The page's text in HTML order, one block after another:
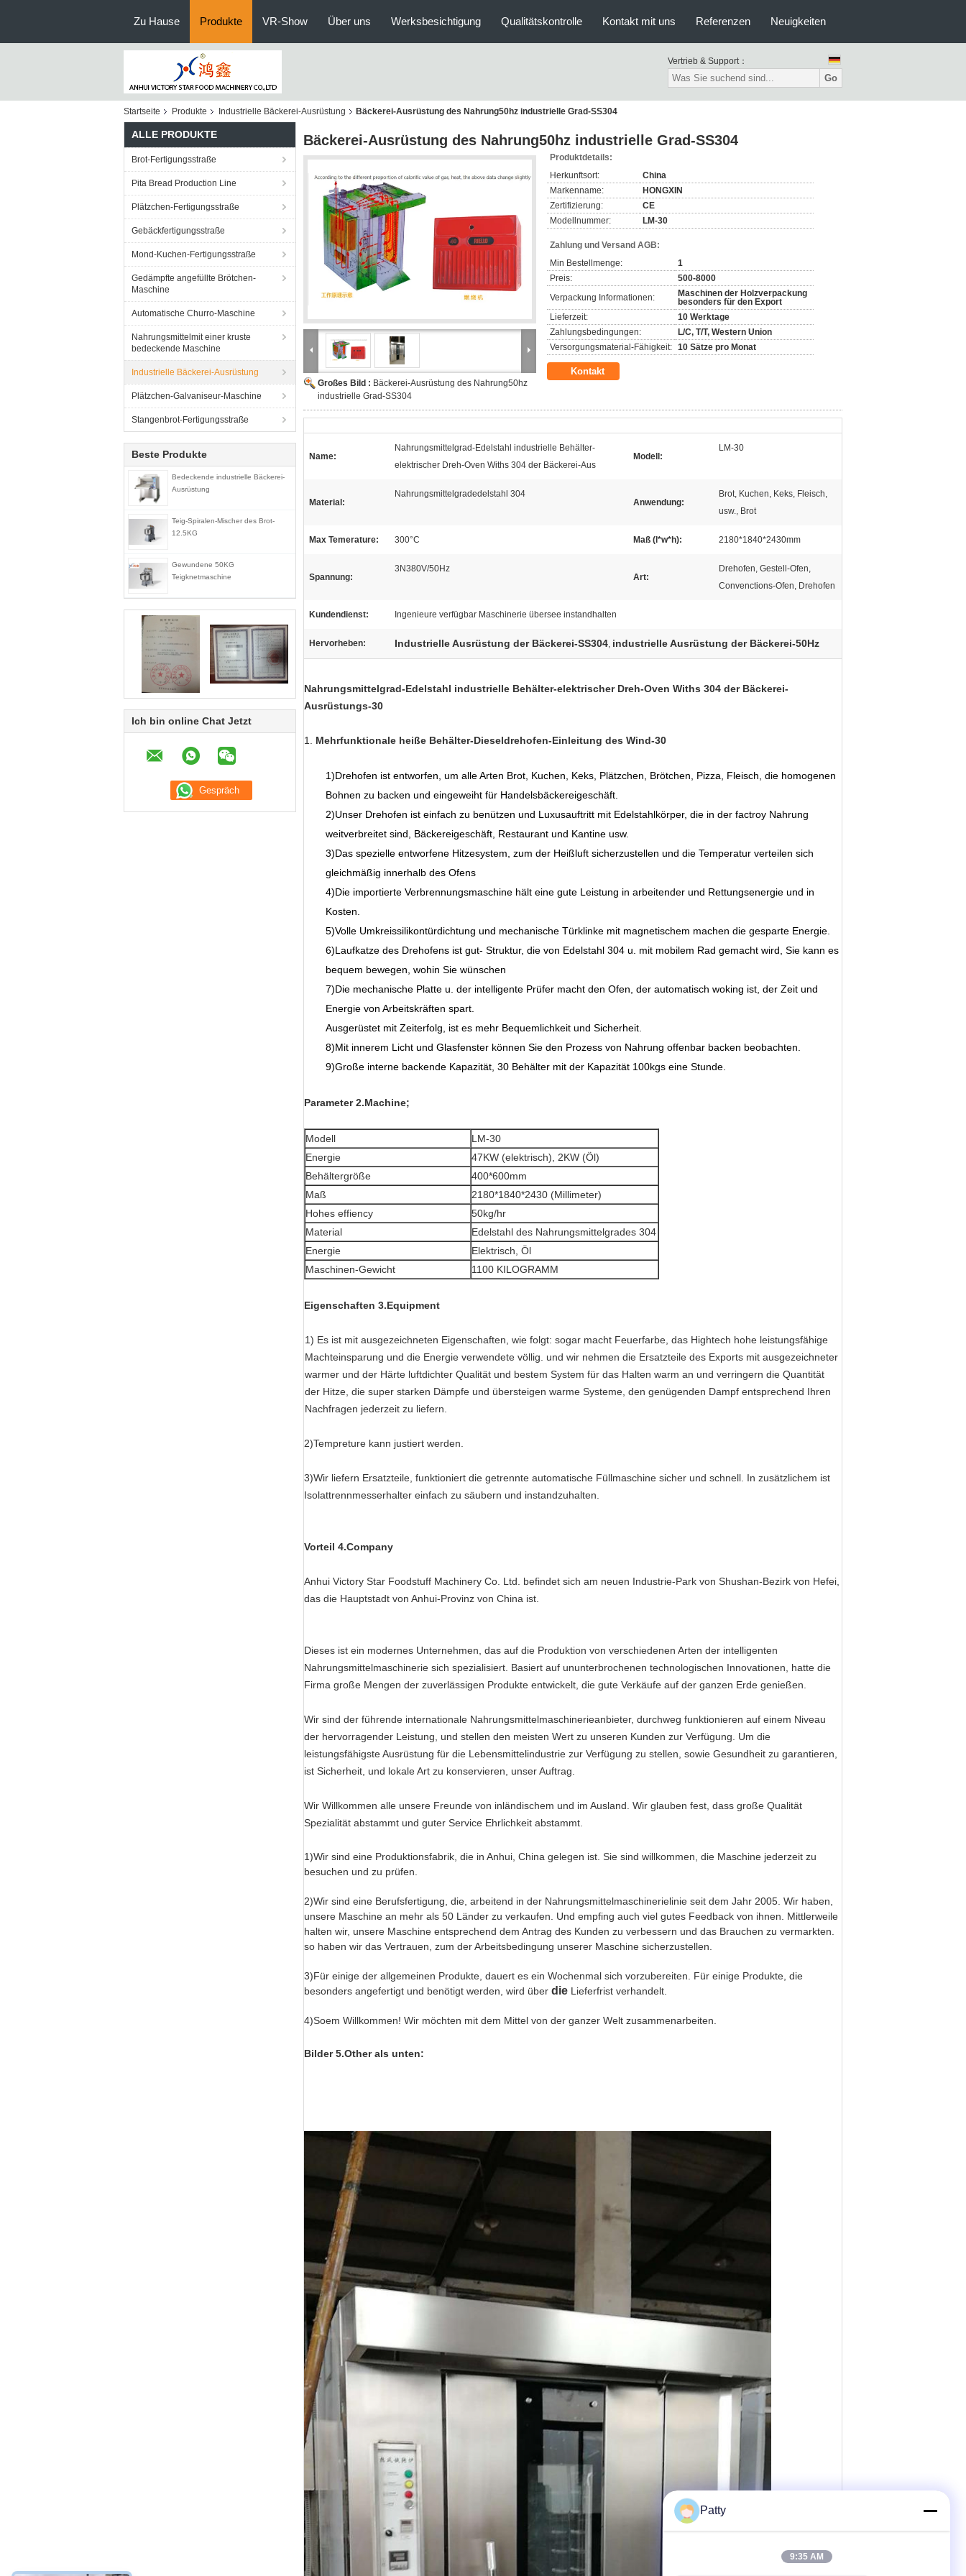
Zu Hause Produkte VR-Show Über uns Werksbesichtigung Qualitätskontrolle Kontakt mit uns Referenzen Neuigkeiten
Vertrieb & Support：
Go
Startseite Produkte Industrielle Bäckerei-Ausrüstung Bäckerei-Ausrüstung des Nahrung50hz industrielle Grad-SS304
ALLE PRODUKTE
Brot-Fertigungsstraße
Pita Bread Production Line
Plätzchen-Fertigungsstraße
Gebäckfertigungsstraße
Mond-Kuchen-Fertigungsstraße
Gedämpfte angefüllte Brötchen-
Maschine
Automatische Churro-Maschine
Nahrungsmittelmit einer kruste
bedeckende Maschine
Industrielle Bäckerei-Ausrüstung
Plätzchen-Galvaniseur-Maschine
Stangenbrot-Fertigungsstraße
Beste Produkte
Bedeckende industrielle Bäckerei-
Ausrüstung
Teig-Spiralen-Mischer des Brot-
12.5KG
Gewundene 50KG
Teigknetmaschine
Ich bin online Chat Jetzt
Bäckerei-Ausrüstung des Nahrung50hz industrielle Grad-SS304
Großes Bild : Bäckerei-Ausrüstung des Nahrung50hz
industrielle Grad-SS304
Produktdetails:
Herkunftsort:
China
Markenname:
HONGXIN
Zertifizierung:
CE
Modellnummer:
LM-30
Zahlung und Versand AGB:
Min Bestellmenge:
1
Preis:
500-8000
Verpackung Informationen:
Maschinen der Holzverpackung
besonders für den Export
Lieferzeit:
10 Werktage
Zahlungsbedingungen:
L/C, T/T, Western Union
Versorgungsmaterial-Fähigkeit: 10 Sätze pro Monat
Kontakt
Name:
Nahrungsmittelgrad-Edelstahl industrielle Behälter-
elektrischer Dreh-Oven Withs 304 der Bäckerei-Aus
Modell:
LM-30
Material:
Nahrungsmittelgradedelstahl 304
Anwendung:
Brot, Kuchen, Keks, Fleisch,
usw., Brot
Max Temerature: 300°C Maß (l*w*h): 2180*1840*2430mm
Spannung:
3N380V/50Hz
Art:
Drehofen, Gestell-Ofen,
Convenctions-Ofen, Drehofen
Kundendienst: Ingenieure verfügbar Maschinerie übersee instandhalten
Hervorheben: Industrielle Ausrüstung der Bäckerei-SS304, industrielle Ausrüstung der Bäckerei-50Hz
Nahrungsmittelgrad-Edelstahl industrielle Behälter-elektrischer Dreh-Oven Withs 304 der Bäckerei-
Ausrüstungs-30
1. Mehrfunktionale heiße Behälter-Dieseldrehofen-Einleitung des Wind-30
1)Drehofen ist entworfen, um alle Arten Brot, Kuchen, Keks, Plätzchen, Brötchen, Pizza, Fleisch, die homogenen
Bohnen zu backen und eingeweiht für Handelsbäckereigeschäft.
2)Unser Drehofen ist einfach zu benützen und Luxusauftritt mit Edelstahlkörper, die in der factroy Nahrung
weitverbreitet sind, Bäckereigeschäft, Restaurant und Kantine usw.
3)Das spezielle entworfene Hitzesystem, zum der Heißluft sicherzustellen und die Temperatur verteilen sich
gleichmäßig innerhalb des Ofens
4)Die importierte Verbrennungsmaschine hält eine gute Leistung in arbeitender und Rettungsenergie und in
Kosten.
5)Volle Umkreissilikontürdichtung und mechanische Türklinke mit magnetischem machen die gesparte Energie.
6)Laufkatze des Drehofens ist gut- Struktur, die von Edelstahl 304 u. mit mobilem Rad gemacht wird, Sie kann es
bequem bewegen, wohin Sie wünschen
7)Die mechanische Platte u. der intelligente Prüfer macht den Ofen, der automatisch woking ist, der Zeit und
Energie von Arbeitskräften spart.
Ausgerüstet mit Zeiterfolg, ist es mehr Bequemlichkeit und Sicherheit.
8)Mit innerem Licht und Glasfenster können Sie den Prozess von Nahrung offenbar backen beobachten.
9)Große interne backende Kapazität, 30 Behälter mit der Kapazität 100kgs eine Stunde.
Parameter 2.Machine;
Modell
LM-30
Energie
47KW (elektrisch), 2KW (Öl)
Behältergröße
400*600mm
Maß
2180*1840*2430 (Millimeter)
Hohes effiency
50kg/hr
Material
Edelstahl des Nahrungsmittelgrades 304
Energie
Elektrisch, Öl
Maschinen-Gewicht
1100 KILOGRAMM
Eigenschaften 3.Equipment
1) Es ist mit ausgezeichneten Eigenschaften, wie folgt: sogar macht Feuerfarbe, das Hightech hohe leistungsfähige
Machteinsparung und die Energie verwendete völlig. und wir nehmen die Ersatzteile des Exports mit ausgezeichneter
warmer und der Härte luftdichter Qualität und bestem System für das Halten warm an und verringern die Quantität
der Hitze, die super starken Dämpfe und übersteigen warme Systeme, den genügenden Dampf entsprechend Ihren
Nachfragen jederzeit zu liefern.
2)Tempreture kann justiert werden.
3)Wir liefern Ersatzteile, funktioniert die getrennte automatische Füllmaschine sicher und schnell. In zusätzlichem ist
Isolattrennmesserhalter einfach zu säubern und instandzuhalten.
Vorteil 4.Company
Anhui Victory Star Foodstuff Machinery Co. Ltd. befindet sich am neuen Industrie-Park von Shushan-Bezirk von Hefei,
das die Hauptstadt von Anhui-Provinz von China ist.
Dieses ist ein modernes Unternehmen, das auf die Produktion von verschiedenen Arten der intelligenten
Nahrungsmittelmaschinerie sich spezialisiert. Basiert auf ununterbrochenen technologischen Innovationen, hatte die
Firma große Mengen der zuverlässigen Produkte entwickelt, die gute Verkäufe auf der ganzen Erde genießen.
Wir sind der führende internationale Nahrungsmittelmaschinerieanbieter, durchweg funktionieren auf einem Niveau
der hervorragender Leistung, und stellen den meisten Wert zu unseren Kunden zur Verfügung. Um die
leistungsfähigste Ausrüstung für die Lebensmittelindustrie zur Verfügung zu stellen, sowie Gesundheit zu garantieren,
ist Sicherheit, und lokale Art zu konservieren, unser Auftrag.
Wir Willkommen alle unsere Freunde von inländischem und im Ausland. Wir glauben fest, dass große Qualität
Spezialität abstammt und guter Service Ehrlichkeit abstammt.
1)Wir sind eine Produktionsfabrik, die in Anhui, China gelegen ist. Sie sind willkommen, die Maschine jederzeit zu
besuchen und zu prüfen.
2)Wir sind eine Berufsfertigung, die, arbeitend in der Nahrungsmittelmaschinerielinie seit dem Jahr 2005. Wir haben,
unsere Maschine an mehr als 50 Länder zu verkaufen. Und empfing auch viel gutes Feedback von ihnen. Mittlerweile
halten wir, unsere Maschine entsprechend dem Antrag des Kunden zu verbessern und das Brauchen zu vermarkten.
so haben wir das Vertrauen, zum der Arbeitsbedingung unserer Maschine sicherzustellen.
3)Für einige der allgemeinen Produkte, dauert es ein Wochenmal sich vorzubereiten. Für einige Produkte, die
besonders angefertigt und benötigt werden, wird über die Lieferfrist verhandelt.
4)Soem Willkommen! Wir möchten mit dem Mittel von der ganzer Welt zusammenarbeiten.
Bilder 5.Other als unten:
Patty
9:35 AM